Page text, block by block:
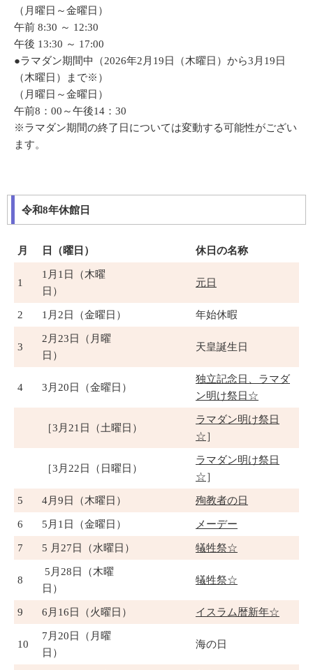
（月曜日～金曜日）
午前 8:30 ～ 12:30
午後 13:30 ～ 17:00
●ラマダン期間中（2026年2月19日（木曜日）から3月19日
（木曜日）まで※）
（月曜日～金曜日）
午前8：00～午後14：30
※ラマダン期間の終了日については変動する可能性がござい
ます。
令和8年休館日
月 日（曜日） 休日の名称
1
1月1日（木曜
日）
元日
2 1月2日（金曜日） 年始休暇
3
2月23日（月曜
日）
天皇誕生日
4 3月20日（金曜日）
独立記念日、ラマダ
ン明け祭日☆
［3月21日（土曜日）
ラマダン明け祭日
☆］
［3月22日（日曜日）
ラマダン明け祭日
☆］
5 4月9日（木曜日） 殉教者の日
6 5月1日（金曜日） メーデー
7 5 月27日（水曜日） 犠牲祭☆
8
5月28日（木曜
日）
犠牲祭☆
9 6月16日（火曜日） イスラム暦新年☆
10
7月20日（月曜
日）
海の日